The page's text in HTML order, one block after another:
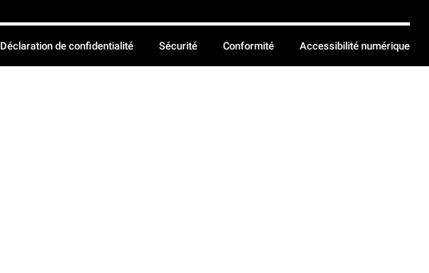
Déclaration de confidentialité Sécurité Conformité Accessibilité numérique